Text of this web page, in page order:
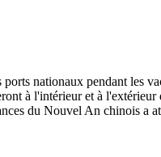
nationaux pendant les
à l'intérieur et à
du Nouvel An chinois a